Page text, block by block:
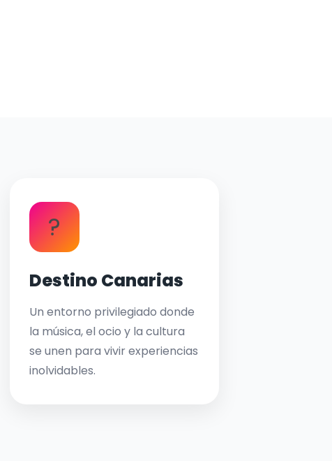
?
Destino Canarias
Un entorno privilegiado donde
la música, el ocio y la cultura
se unen para vivir experiencias
inolvidables.